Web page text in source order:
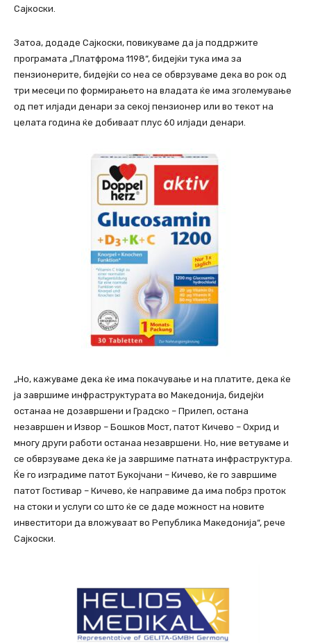
Сајкоски.
Затоа, додаде Сајкоски, повикуваме да ја поддржите
програмата „Платфрома 1198“, бидејќи тука има за
пензионерите, бидејќи со неа се обврзуваме дека во рок од
три месеци по формирањето на владата ќе има зголемување
од пет илјади денари за секој пензионер или во текот на
целата година ќе добиваат плус 60 илјади денари.
„Но, кажуваме дека ќе има покачување и на платите, дека ќе
ја завршиме инфраструктурата во Македонија, бидејќи
останаа не дозавршени и Градско – Прилеп, остана
незавршен и Извор – Бошков Мост, патот Кичево – Охрид и
многу други работи останаа незавршени. Но, ние ветуваме и
се обврзуваме дека ќе ја завршиме патната инфраструктура.
Ќе го изградиме патот Букојчани – Кичево, ќе го завршиме
патот Гостивар – Кичево, ќе направиме да има побрз проток
на стоки и услуги со што ќе се даде можност на новите
инвеститори да вложуваат во Република Македонија“, рече
Сајкоски.